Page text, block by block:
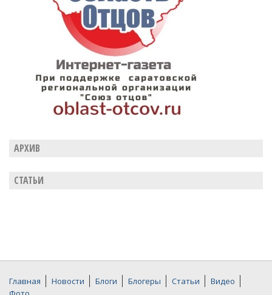
АРХИВ
СТАТЬИ
Главная Новости Блоги Блогеры Статьи
Видео